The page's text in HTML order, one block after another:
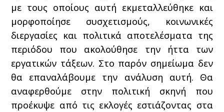
με τους οποίους αυτή εκμεταλλεύθηκε και
μορφοποίησε συσχετισμούς, κοινωνικές
διεργασίες και πολιτικά αποτελέσματα της
περιόδου που ακολούθησε την ήττα των
εργατικών τάξεων. Στο παρόν σημείωμα δεν
θα επαναλάβουμε την ανάλυση αυτή. Θα
αναφερθούμε στην πολιτική σκηνή που
προέκυψε από τις εκλογές εστιάζοντας στα